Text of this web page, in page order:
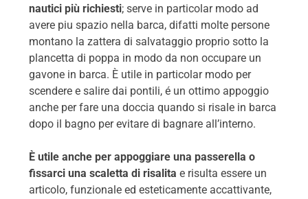
nautici più richiesti; serve in particolar modo ad
avere piu spazio nella barca, difatti molte persone
montano la zattera di salvataggio proprio sotto la
plancetta di poppa in modo da non occupare un
gavone in barca. È utile in particolar modo per
scendere e salire dai pontili, é un ottimo appoggio
anche per fare una doccia quando si risale in barca
dopo il bagno per evitare di bagnare all’interno.
È utile anche per appoggiare una passerella o
fissarci una scaletta di risalita e risulta essere un
articolo, funzionale ed esteticamente accattivante,